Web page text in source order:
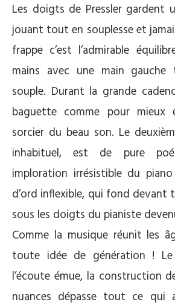
Les doigts de Pressler gardent
jouant tout en souplesse et
frappe c’est l’admirable
mains avec une main
souple. Durant la grande
baguette comme pour mieux
sorcier du beau son. Le
inhabituel, est de pure
imploration irrésistible du
d’ord inflexible, qui fond devant
sous les doigts du pianiste
Comme la musique réunit les
toute idée de génération !
l’écoute émue, la construction
nuances dépasse tout ce qui